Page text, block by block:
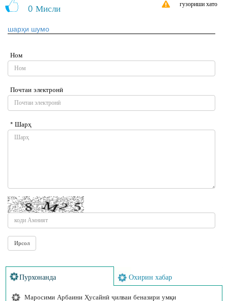
0 Мисли гузориши хато
шарҳи шумо
Ном
Почтаи электронӣ
* Шарҳ
Пурхонанда Охирин хабар
Маросими Арбаини Ҳусайнӣ ҷилваи беназири умқи